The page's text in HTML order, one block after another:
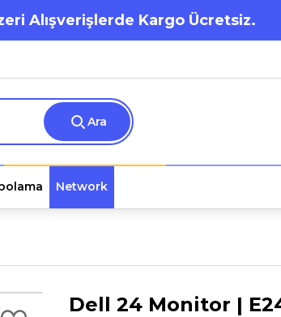
Alışverişlerde Kargo Ücretsiz.
Ara
Network
Dell 24 Monitor |